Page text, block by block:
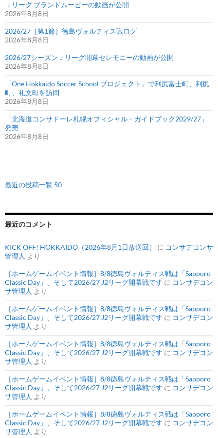
Ｊリーグ ブランドムービーの動画が公開
2026年8月8日
2026/27［第1節］徳島ヴォルティス戦ログ
2026年8月8日
2026/27シーズンＪリーグ開幕セレモニーの動画が公開
2026年8月8日
「One Hokkaido Soccer School プロジェクト」で利尻富士町、利尻
町、礼文町を訪問
2026年8月8日
「北海道コンサドーレ札幌オフィシャル・ガイドブック2029/27」
発売
2026年8月8日
最近の投稿一覧 50
最近のコメント
KICK OFF! HOKKAIDO（2026年8月1日放送回） に コンサデコンサ
管理人 より
［ホームゲームイベント情報］8/8徳島ヴォルティス戦は「Sapporo
Classic Day」、そして2026/27 J2リーグ開幕戦です に コンサデコン
サ管理人 より
［ホームゲームイベント情報］8/8徳島ヴォルティス戦は「Sapporo
Classic Day」、そして2026/27 J2リーグ開幕戦です に コンサデコン
サ管理人 より
［ホームゲームイベント情報］8/8徳島ヴォルティス戦は「Sapporo
Classic Day」、そして2026/27 J2リーグ開幕戦です に コンサデコン
サ管理人 より
［ホームゲームイベント情報］8/8徳島ヴォルティス戦は「Sapporo
Classic Day」、そして2026/27 J2リーグ開幕戦です に コンサデコン
サ管理人 より
［ホームゲームイベント情報］8/8徳島ヴォルティス戦は「Sapporo
Classic Day」、そして2026/27 J2リーグ開幕戦です に コンサデコン
サ管理人 より